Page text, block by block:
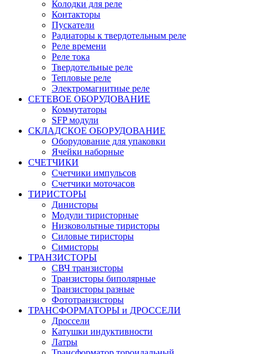
Колодки для реле
Контакторы
Пускатели
Радиаторы к твердотельным реле
Реле времени
Реле тока
Твердотельные реле
Тепловые реле
Электромагнитные реле
СЕТЕВОЕ ОБОРУДОВАНИЕ
Коммутаторы
SFP модули
СКЛАДСКОЕ ОБОРУДОВАНИЕ
Оборудование для упаковки
Ячейки наборные
СЧЕТЧИКИ
Счетчики импульсов
Счетчики моточасов
ТИРИСТОРЫ
Динисторы
Модули тиристорные
Низковольтные тиристоры
Силовые тиристоры
Симисторы
ТРАНЗИСТОРЫ
СВЧ транзисторы
Транзисторы биполярные
Транзисторы разные
Фототранзисторы
ТРАНСФОРМАТОРЫ и ДРОССЕЛИ
Дроссели
Катушки индуктивности
Латры